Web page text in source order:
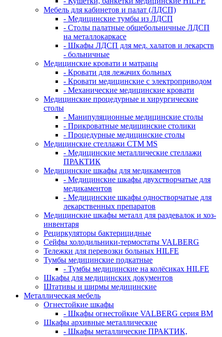
Мебель для кабинетов и палат (ЛДСП)
- Медицинские тумбы из ЛДСП
- Столы палатные общебольничные ЛДСП
на металлокаркасе
- Шкафы ЛДСП для мед. халатов и лекарств
- больничные
Медицинские кровати и матрацы
- Кровати для лежачих больных
- Кровати медицинские с электроприводом
- Механические медицинские кровати
Медицинские процедурные и хирургические
столы
- Манипуляционные медицинские столы
- Прикроватные медицинские столики
- Процедурные медицинские столы
Медицинские стеллажи CTM MS
- Медицинские металлические стеллажи
ПРАКТИК
Медицинские шкафы для медикаментов
- Медицинские шкафы двухстворчатые для
медикаментов
- Медицинские шкафы одностворчатые для
лекарственных препаратов
Медицинские шкафы металл для раздевалок и хоз-
инвентаря
Рециркуляторы бактерицидные
Сейфы холодильники-термостаты VALBERG
Тележки для перевозки больных HILFE
Тумбы медицинские подкатные
- Тумбы медицинские на колёсиках HILFE
Шкафы для медицинских документов
Штативы и ширмы медицинские
Металлическая мебель
Огнестойкие шкафы
- Шкафы огнестойкие VALBERG серия BM
Шкафы архивные металлические
- Шкафы металлические ПРАКТИК,